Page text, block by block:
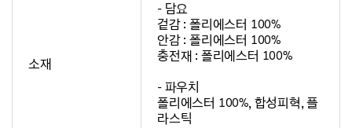
소재
- 담요
겉감 : 폴리에스터 100%
안감 : 폴리에스터 100%
충전재 : 폴리에스터 100%
- 파우치
폴리에스터 100%, 합성피혁, 플
라스틱